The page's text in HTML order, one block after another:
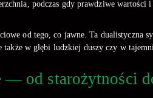
podczas gdy prawdziwe wartości i
od tego, co jawne. Ta dualistyczna
w głębi ludzkiej duszy czy w
od starożytności